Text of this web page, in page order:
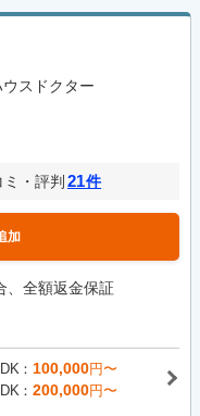
スドクター
ミ・評判21件
加
、全額返金保証
100,000円〜
200,000円〜